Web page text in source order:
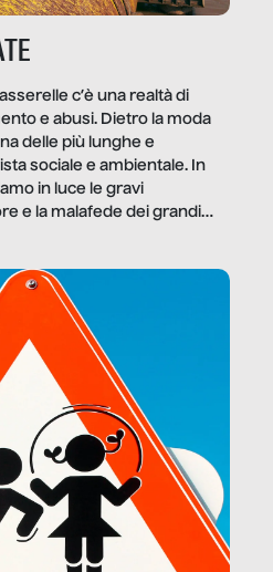
c’è una realtà di
e abusi. Dietro la moda
delle più lunghe e
sociale e ambientale. In
in luce le gravi
e la malafede dei grandi